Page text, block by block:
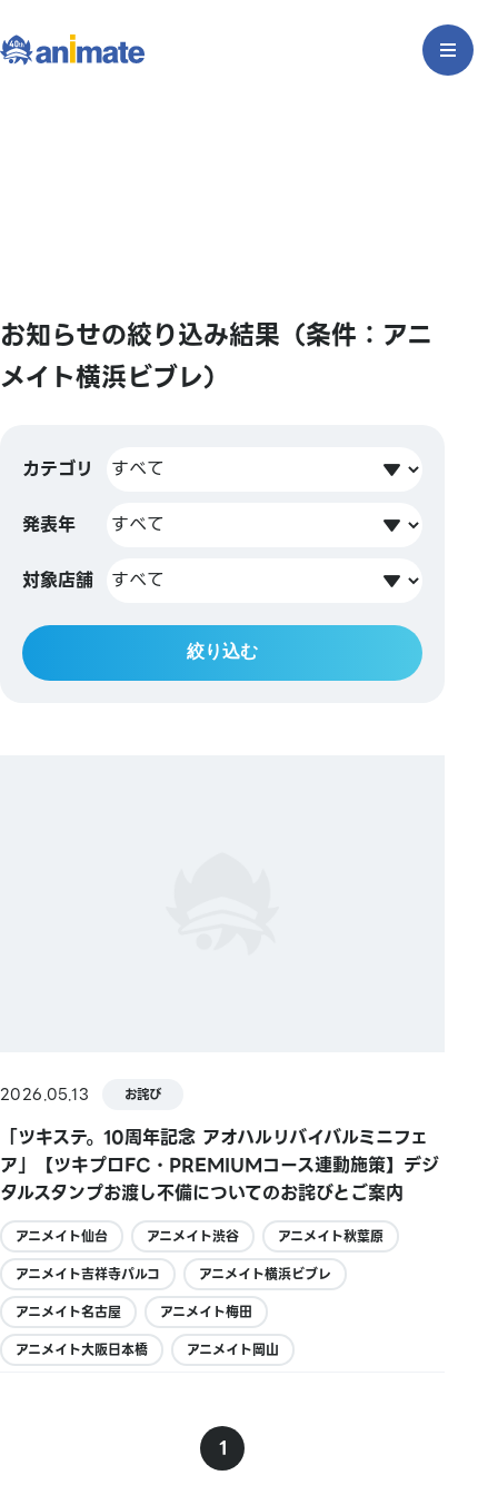
お知らせの絞り込み結果（条件：アニ
メイト横浜ビブレ）
カテゴリ
発表年
対象店舗
絞り込む
2026.05.13 お詫び
「ツキステ。10周年記念 アオハルリバイバルミニフェ
ア」【ツキプロFC・PREMIUMコース連動施策】デジ
タルスタンプお渡し不備についてのお詫びとご案内
アニメイト仙台 アニメイト渋谷
アニメイト秋葉原
アニメイト吉祥寺パルコ
アニメイト横浜ビブレ
アニメイト名古屋
アニメイト梅田
アニメイト大阪日本橋
アニメイト岡山
1